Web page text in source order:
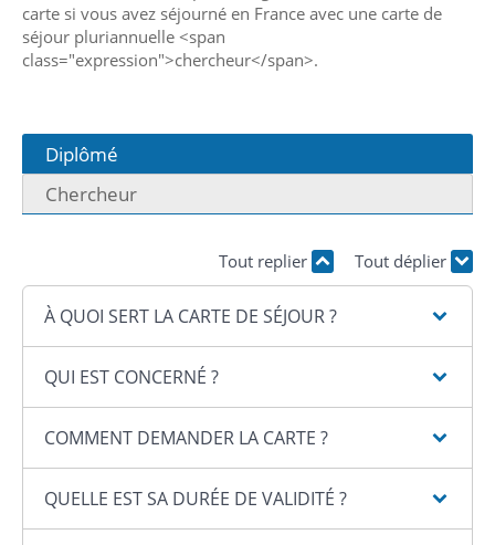
carte si vous avez séjourné en France avec une carte de
séjour pluriannuelle <span
class="expression">chercheur</span>.
Diplômé
Chercheur
Tout replier Tout déplier
À QUOI SERT LA CARTE DE SÉJOUR ?
QUI EST CONCERNÉ ?
COMMENT DEMANDER LA CARTE ?
QUELLE EST SA DURÉE DE VALIDITÉ ?